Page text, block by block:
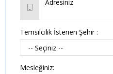
Temsilcilik İstenen Şehir :
Mesleğiniz: